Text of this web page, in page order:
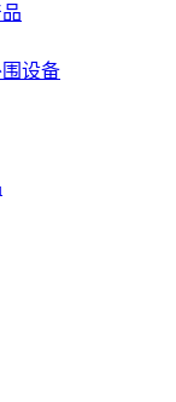
设备